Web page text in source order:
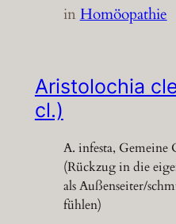
inHomöopathie
Aristolochia
cl.)
A. infesta,
(Rückzug in die
als Außenseiter/
fühlen)